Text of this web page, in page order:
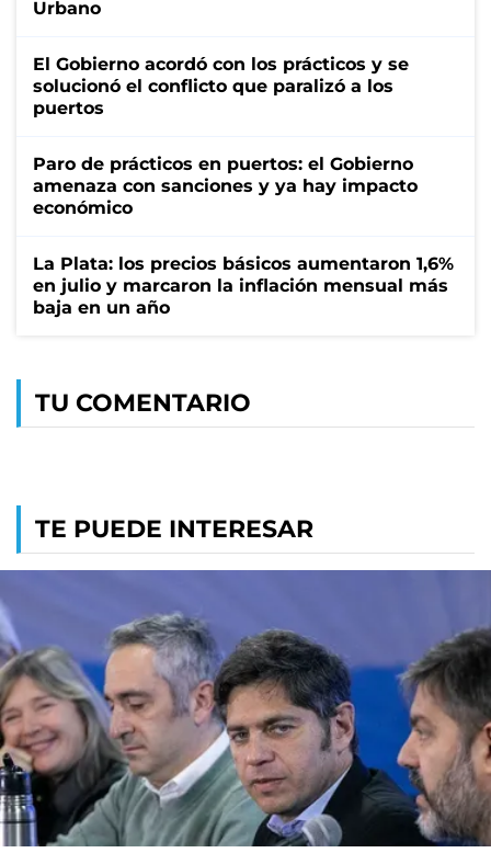
Urbano
El Gobierno acordó con los prácticos y se
solucionó el conflicto que paralizó a los
puertos
Paro de prácticos en puertos: el Gobierno
amenaza con sanciones y ya hay impacto
económico
La Plata: los precios básicos aumentaron 1,6%
en julio y marcaron la inflación mensual más
baja en un año
TU COMENTARIO
TE PUEDE INTERESAR